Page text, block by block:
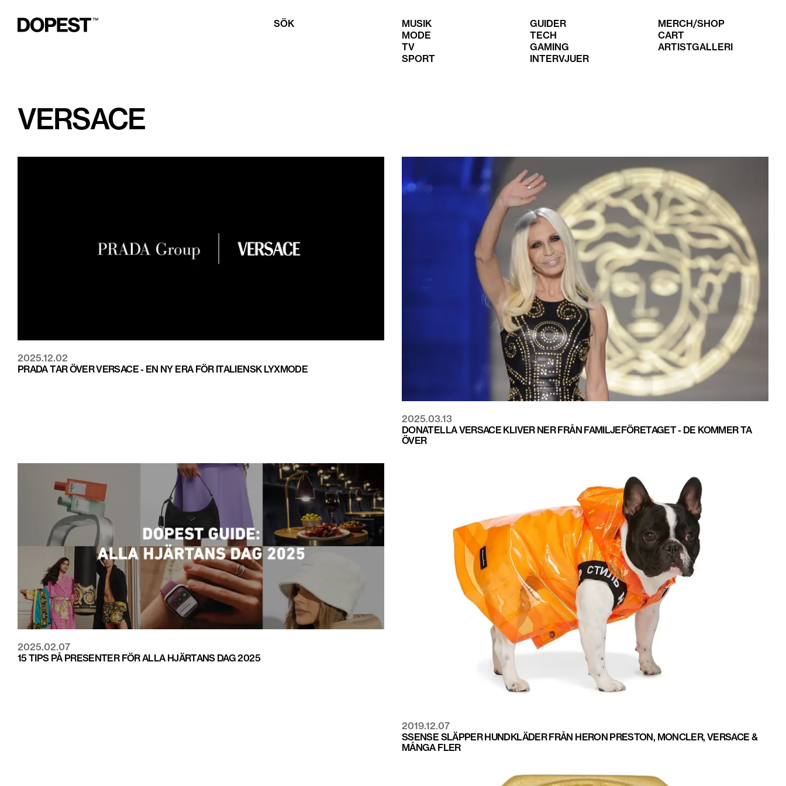
SÖK
MUSIK
MODE
TV
SPORT
GUIDER
TECH
GAMING
INTERVJUER
MERCH/SHOP
CART
ARTISTGALLERI
VERSACE
2025.12.02
PRADA TAR ÖVER VERSACE - EN NY ERA FÖR ITALIENSK LYXMODE
2025.03.13
DONATELLA VERSACE KLIVER NER FRÅN FAMILJEFÖRETAGET - DE KOMMER TA
ÖVER
2025.02.07
15 TIPS PÅ PRESENTER FÖR ALLA HJÄRTANS DAG 2025
2019.12.07
SSENSE SLÄPPER HUNDKLÄDER FRÅN HERON PRESTON, MONCLER, VERSACE &
MÅNGA FLER